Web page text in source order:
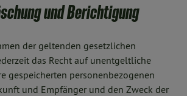
und Berichtigung
der geltenden gesetzlichen
das Recht auf unentgeltliche
gespeicherten personenbezogenen
und Empfänger und den Zweck der